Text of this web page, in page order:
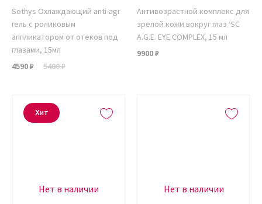
Sothys Охлаждающий anti-agr
гель с роликовым
аппликатором от отеков под
глазами, 15мл
4590 ₽
5400 ₽
Антивозрастной комплекс для
зрелой кожи вокруг глаз ‘SC
A.G.E. EYE COMPLEX, 15 мл
9900 ₽
Нет в наличии
Хит
Нет в наличии